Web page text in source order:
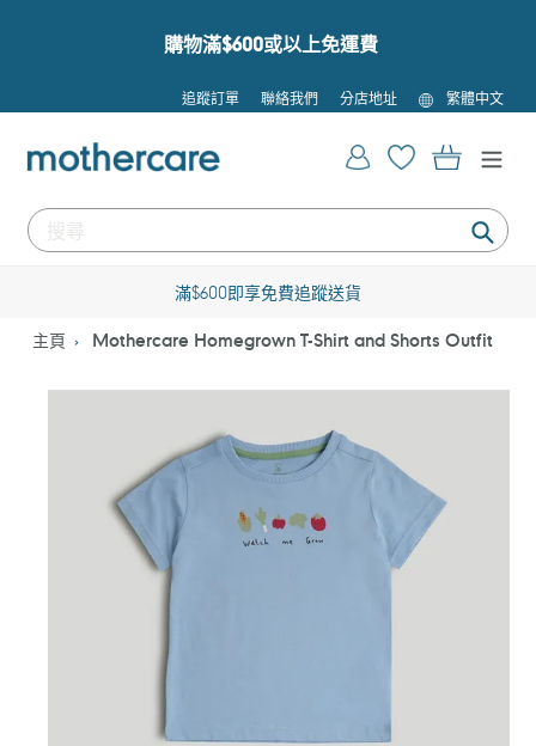
購物滿$600或以上免運費
追蹤訂單 聯絡我們 分店地址
語
言
繁體中文
提
登入 購物車
滿$600即享免費追蹤送貨
主頁 Mothercare Homegrown T-Shirt and Shorts Outfit